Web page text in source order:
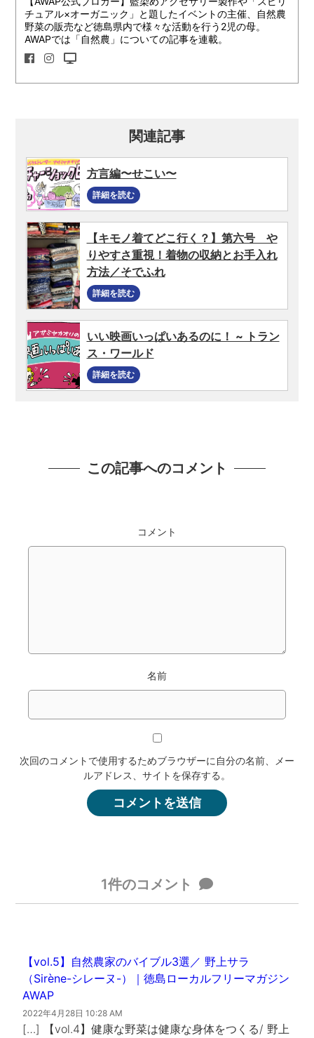
チュアル×オーガニック」と題したイベントの主催、自然農
野菜の販売など徳島県内で様々な活動を行う2児の母。
AWAPでは「自然農」についての記事を連載。
関連記事
方言編〜せこい〜
詳細を読む
【キモノ着てどこ行く？】第六号 や
りやすさ重視！着物の収納とお手入れ
方法／そでふれ
詳細を読む
いい映画いっぱいあるのに！ ~ トラン
ス・ワールド
詳細を読む
この記事へのコメント
コメント
名前
次回のコメントで使用するためブラウザーに自分の名前、メー
ルアドレス、サイトを保存する。
1件のコメント
【vol.5】自然農家のバイブル3選／ 野上サラ
（Sirène-シレーヌ-）｜徳島ローカルフリーマガジン
AWAP
2022年4月28日 10:28 AM
[…] 【vol.4】健康な野菜は健康な身体をつくる/ 野上